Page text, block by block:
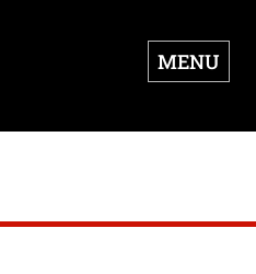
MENU